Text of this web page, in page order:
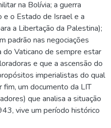
na Bolívia; a guerra
o Estado de Israel e a
a Libertação da Palestina);
padrão nas negociações
do Vaticano de sempre estar
e que a ascensão do
imperialistas do qual
fim, um documento da LIT
que analisa a situação
vive um período histórico